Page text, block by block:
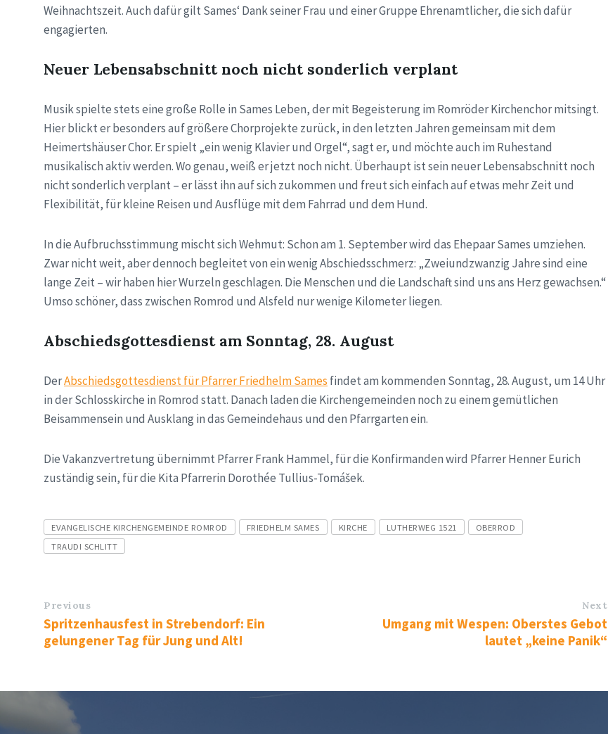
Weihnachtszeit. Auch dafür gilt Sames‘ Dank seiner Frau und einer Gruppe Ehrenamtlicher, die sich dafür
engagierten.
Neuer Lebensabschnitt noch nicht sonderlich verplant
Musik spielte stets eine große Rolle in Sames Leben, der mit Begeisterung im Romröder Kirchenchor mitsingt.
Hier blickt er besonders auf größere Chorprojekte zurück, in den letzten Jahren gemeinsam mit dem
Heimertshäuser Chor. Er spielt „ein wenig Klavier und Orgel“, sagt er, und möchte auch im Ruhestand
musikalisch aktiv werden. Wo genau, weiß er jetzt noch nicht. Überhaupt ist sein neuer Lebensabschnitt noch
nicht sonderlich verplant – er lässt ihn auf sich zukommen und freut sich einfach auf etwas mehr Zeit und
Flexibilität, für kleine Reisen und Ausflüge mit dem Fahrrad und dem Hund.
In die Aufbruchsstimmung mischt sich Wehmut: Schon am 1. September wird das Ehepaar Sames umziehen.
Zwar nicht weit, aber dennoch begleitet von ein wenig Abschiedsschmerz: „Zweiundzwanzig Jahre sind eine
lange Zeit – wir haben hier Wurzeln geschlagen. Die Menschen und die Landschaft sind uns ans Herz gewachsen.“
Umso schöner, dass zwischen Romrod und Alsfeld nur wenige Kilometer liegen.
Abschiedsgottesdienst am Sonntag, 28. August
DerAbschiedsgottesdienst für Pfarrer Friedhelm Sames findet am kommenden Sonntag, 28. August, um 14 Uhr
in der Schlosskirche in Romrod statt. Danach laden die Kirchengemeinden noch zu einem gemütlichen
Beisammensein und Ausklang in das Gemeindehaus und den Pfarrgarten ein.
Die Vakanzvertretung übernimmt Pfarrer Frank Hammel, für die Konfirmanden wird Pfarrer Henner Eurich
zuständig sein, für die Kita Pfarrerin Dorothée Tullius-Tomášek.
Tags
EVANGELISCHE KIRCHENGEMEINDE ROMROD FRIEDHELM SAMES KIRCHE LUTHERWEG 1521
OBERROD
TRAUDI SCHLITT
Previous
Spritzenhausfest in Strebendorf: Ein
gelungener Tag für Jung und Alt!
Next
Umgang mit Wespen: Oberstes Gebot
lautet „keine Panik“